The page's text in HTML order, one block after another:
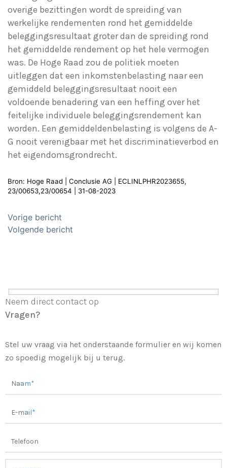
overige bezittingen wordt de spreiding van
werkelijke rendementen rond het gemiddelde
beleggingsresultaat groter dan de spreiding rond
het gemiddelde rendement op het hele vermogen
was. De Hoge Raad zou de politiek moeten
uitleggen dat een inkomstenbelasting naar een
gemiddeld beleggingsresultaat nooit een
voldoende benadering van een heffing over het
feitelijke individuele beleggingsrendement kan
worden. Een gemiddeldenbelasting is volgens de A-
G nooit verenigbaar met het discriminatieverbod en
het eigendomsgrondrecht.
Bron: Hoge Raad | Conclusie AG | ECLINLPHR2023655,
23/00653,23/00654 | 31-08-2023
Bericht
navigatie
Vorige bericht
Volgende bericht
Neem direct contact op
Vragen?
Stel uw vraag via het onderstaande formulier en wij komen
zo spoedig mogelijk bij u terug.